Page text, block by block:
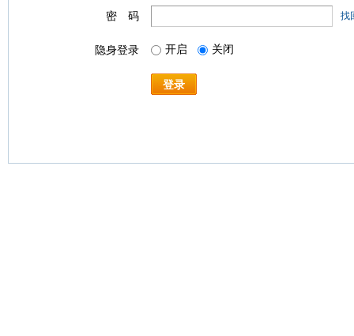
密 码 找
隐身登录 开启 关闭
登录